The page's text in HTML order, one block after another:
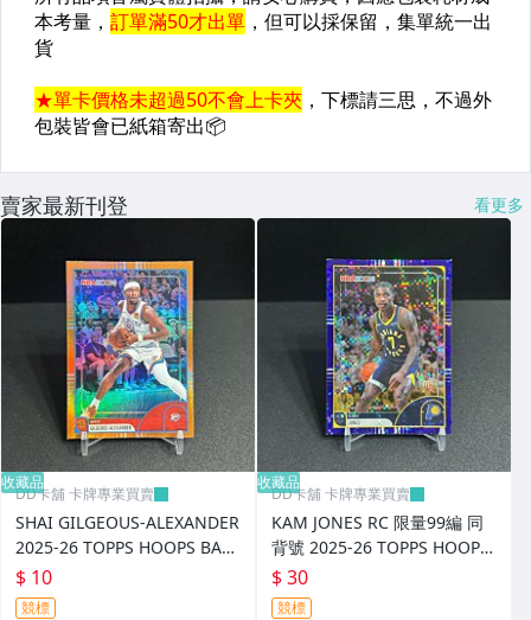
賣家最新刊登 看更多
收藏品
DD卡舖 卡牌專業買賣
SHAI GILGEOUS-ALEXANDER
2025-26 TOPPS HOOPS BAS
KETBALL #152
$ 10
競標
收藏品
DD卡舖 卡牌專業買賣
KAM JONES RC 限量99編 同
背號 2025-26 TOPPS HOOPS
BASKETBALL #151
$ 30
競標